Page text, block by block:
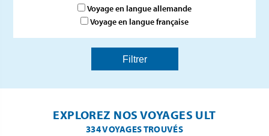
Voyage en langue allemande
Voyage en langue française
EXPLOREZ NOS VOYAGES ULT
334 VOYAGES TROUVÉS